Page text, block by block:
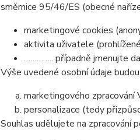
směrnice 95/46/ES (obecné
marketingové cookies
aktivita uživatele
………….. případně jmenujte
Výše uvedené osobní údaje
marketingového zpracování
personalizace (tedy
Souhlas udělujete na zpracování